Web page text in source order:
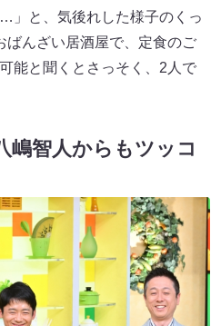
と、気後れした様子のくっ
ばんざい居酒屋で、定食のご
能と聞くとさっそく、2人で
嶋智人からもツッコ